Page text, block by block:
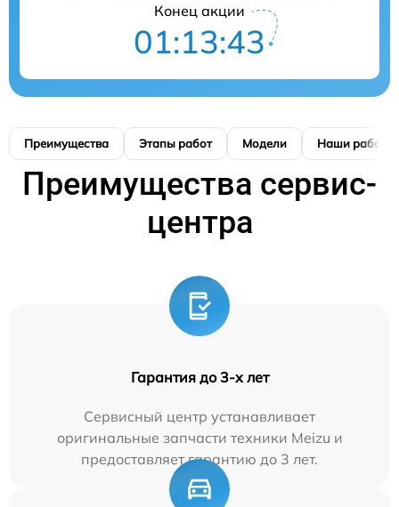
Конец акции
01:13:42
Преимущества Этапы работ Модели Наши работы
Преимущества сервис-
центра
Гарантия до 3-х лет
Сервисный центр устанавливает
оригинальные запчасти техники Meizu и
предоставляет гарантию до 3 лет.